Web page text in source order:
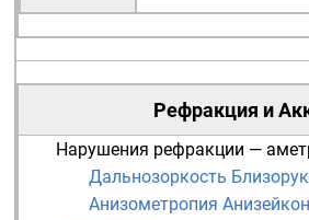
Рефракция и
Нарушения рефракции —
Дальнозоркость
Анизометропия